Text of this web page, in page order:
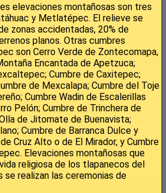
elevaciones montañosas son tres
y Metlatépec. El relieve se
zonas accidentadas, 20% de
planos. Otras cumbres
son Cerro Verde de Zontecomapa,
Encantada de Apetzuca;
Cumbre de Caxitepec;
de Mexcalapa; Cumbre del Toje
Cumbre Wadin de Escalerillas
Pelón; Cumbre de Trinchera de
de Jitomate de Buenavista;
Cumbre de Barranca Dulce y
Cruz Alto o de El Mirador, y Cumbre
Elevaciones montañosas que
religiosa de los tlapanecos del
se realizan las ceremonias de